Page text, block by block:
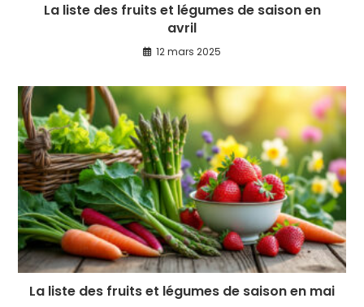
La liste des fruits et légumes de saison en
avril
12 mars 2025
La liste des fruits et légumes de saison en mai